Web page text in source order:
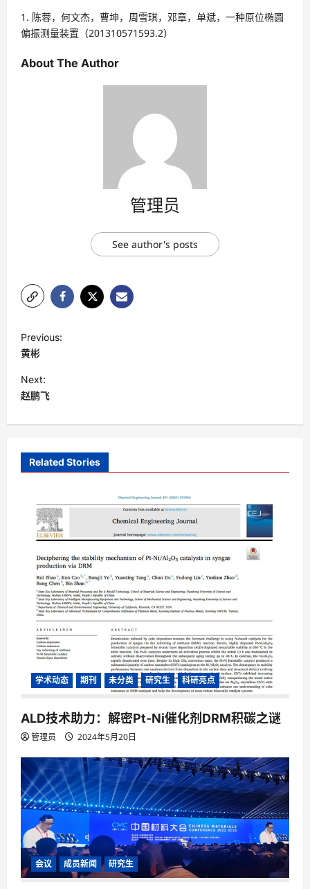
陈蓉，何文杰，曹坤，周雪琪，邓章，单斌，一种原位椭圆
偏振测量装置（201310571593.2）
About The Author
管理员
See author's posts
o
s
t
v
Previous:
黄彬
Next:
赵鹏飞
Related Stories
学术动态 期刊 未分类 研究生 科研亮点
ALD技术助力：解密Pt-Ni催化剂DRM积碳之谜
管理员 2024年5月20日
会议 成员新闻 研究生